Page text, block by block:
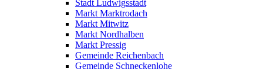
Stadt Ludwigsstadt
Markt Marktrodach
Markt Mitwitz
Markt Nordhalben
Markt Pressig
Gemeinde Reichenbach
Gemeinde Schneckenlohe